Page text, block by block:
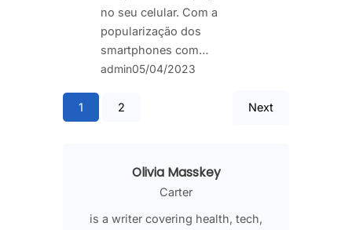
no seu celular. Com a
popularização dos
smartphones com…
admin05/04/2023
1 2 Next
Olivia Masskey
Carter
is a writer covering health, tech,